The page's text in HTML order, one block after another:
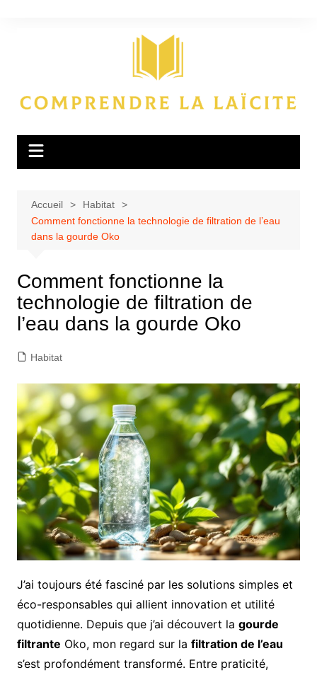
Accueil
Habitat
Comment fonctionne la technologie de filtration de l’eau
dans la gourde Oko
Comment fonctionne la
technologie de filtration de
l’eau dans la gourde Oko
Habitat
J’ai toujours été fasciné par les solutions simples et
éco-responsables qui allient innovation et utilité
quotidienne. Depuis que j’ai découvert la gourde
filtrante Oko, mon regard sur la filtration de l’eau
s’est profondément transformé. Entre praticité,